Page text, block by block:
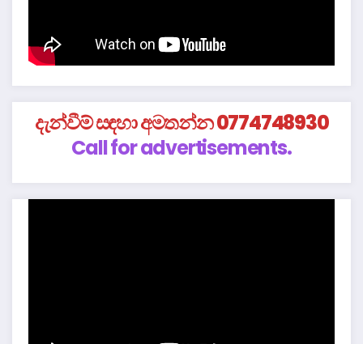
දැන්වීම් සඳහා අමතන්න 0774748930
Call for advertisements.